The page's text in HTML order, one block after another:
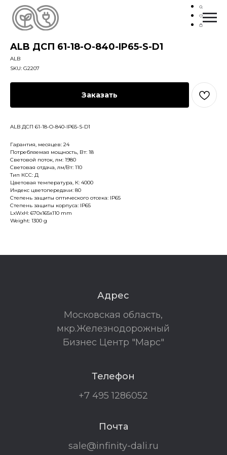
ALB ДСП 61-18-O-840-IP65-S-D1
ALB
SKU: G2207
Заказать
ALB ДСП 61-18-O-840-IP65-S-D1
Гарантия, месяцев: 24
Потребляемая мощность, Вт: 18
Световой поток, лм: 1980
Световая отдача, лм/Вт: 110
Тип КСС: Д
Цветовая температура, К: 4000
Индекс цветопередачи: 80
Степень защиты оптического отсека: IP65
Степень защиты корпуса: IP65
LxWxH: 670x165x110 mm
Weight: 1300 g
Адрес
Московская область,
мкр.Железнодорожный
Бизнес Центр "Марс"
Телефон
+7 495 1286052
Почта
sale@infinity-dali.ru